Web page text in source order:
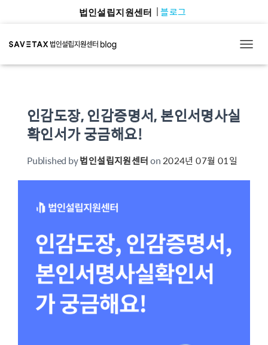
법인설립지원센터 블로그
인감도장, 인감증명서, 본인서명사실
확인서가 궁금해요!
Published by법인설립지원센터on2024년 07월 01일